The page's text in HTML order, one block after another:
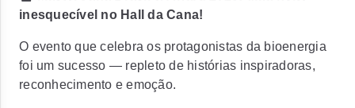
inesquecível no Hall da Cana!
O evento que celebra os protagonistas da bioenergia
foi um sucesso — repleto de histórias inspiradoras,
reconhecimento e emoção.